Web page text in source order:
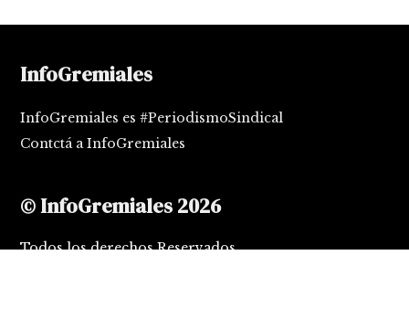
InfoGremiales
InfoGremiales es #PeriodismoSindical
Contctá a InfoGremiales
© InfoGremiales 2026
Todos los derechos Reservados